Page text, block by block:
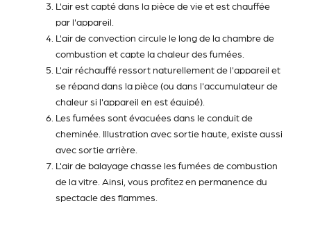
L'air est capté dans la pièce de vie et est chauffée
par l'appareil.
L'air de convection circule le long de la chambre de
combustion et capte la chaleur des fumées.
L'air réchauffé ressort naturellement de l'appareil et
se répand dans la pièce (ou dans l'accumulateur de
chaleur si l'appareil en est équipé).
Les fumées sont évacuées dans le conduit de
cheminée. Illustration avec sortie haute, existe aussi
avec sortie arrière.
L'air de balayage chasse les fumées de combustion
de la vitre. Ainsi, vous profitez en permanence du
spectacle des flammes.